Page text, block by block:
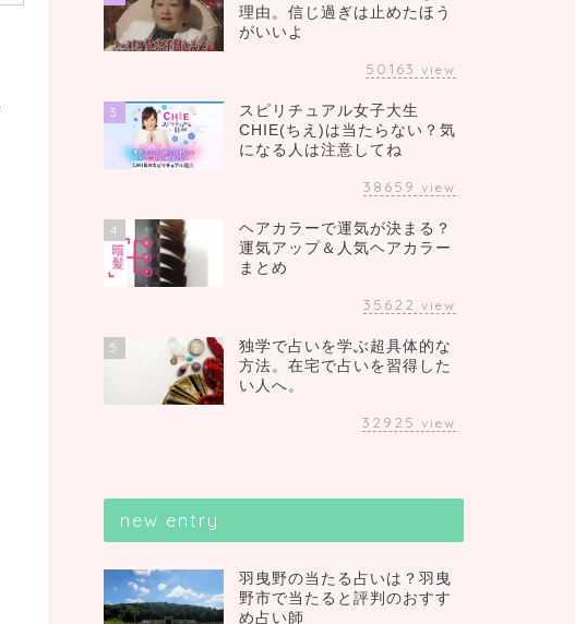
理由。信じ過ぎは止めたほう
がいいよ
50163 view
3
スピリチュアル女子大生
CHIE(ちえ)は当たらない？気
になる人は注意してね
38659 view
4
ヘアカラーで運気が決まる？
運気アップ＆人気ヘアカラー
まとめ
35622 view
5
独学で占いを学ぶ超具体的な
方法。在宅で占いを習得した
い人へ。
32925 view
new entry
羽曳野の当たる占いは？羽曳
野市で当たると評判のおすす
め占い師